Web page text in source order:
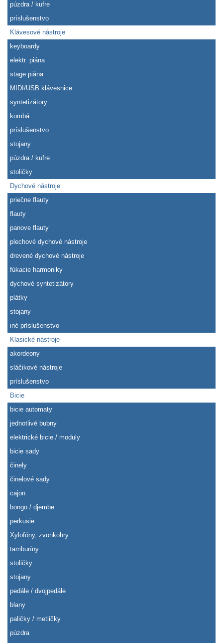
púzdra / kufre
príslušenstvo
Klávesové nástroje
keyboardy
elektr. piána
stage piána
MIDI/USB klávesnice
syntetizátory
kombá
príslušenstvo
stojany
púzdra / kufre
stoličky
Dychové nástroje
priečne flauty
flauty
panove flauty
plechové dychové nástroje
drevené dychové nástroje
fúkacie harmoniky
dychové syntetizátory
plátky
stojany
iné príslušenstvo
Klasické nástroje
akordeony
sláčikové nástroje
príslušenstvo
Bicie
bicie automaty
jednotlivé bubny
elektrické bicie / moduly
bicie sady
činely
činelové sady
cajon
bongo / djembe
perkusie
Xylofóny, zvonkohry
tamburíny
stoličky
stojany
pedále / dvojpedále
blany
paličky / metličky
púzdra